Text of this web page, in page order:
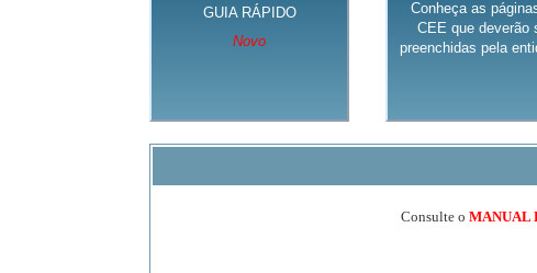
GUIA RÁPIDO
Novo
Conheça as
CEE que deverão
preenchidas pela
Consulte o MANUAL